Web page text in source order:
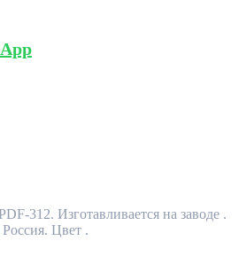
312. Изготавливается на заводе .
Цвет .